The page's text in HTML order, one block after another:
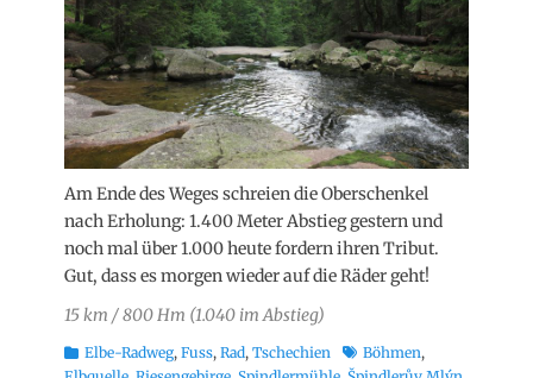
Am Ende des Weges schreien die Oberschenkel
nach Erholung: 1.400 Meter Abstieg gestern und
noch mal über 1.000 heute fordern ihren Tribut.
Gut, dass es morgen wieder auf die Räder geht!
15 km / 800 Hm (1.040 im Abstieg)
Kategorien
Elbe-Radweg, Fuss, Rad, Tschechien Schlagworte
Böhmen,